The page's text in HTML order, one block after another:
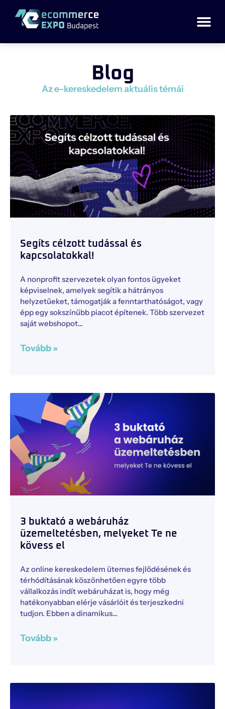
Blog
Az e-kereskedelem aktuális témái
Segíts célzott tudással és
kapcsolatokkal!
A nonprofit szervezetek olyan fontos ügyeket
képviselnek, amelyek segítik a hátrányos
helyzetűeket, támogatják a fenntarthatóságot, vagy
épp egy sokszínűbb piacot építenek. Több szervezet
saját webshopot
Tovább »
3 buktató a webáruház
üzemeltetésben, melyeket Te ne
kövess el
Az online kereskedelem ütemes fejlődésének és
térhódításának köszönhetően egyre több
vállalkozás indít webáruházat is, hogy még
hatékonyabban elérje vásárlóit és terjeszkedni
tudjon. Ebben a dinamikus
Tovább »